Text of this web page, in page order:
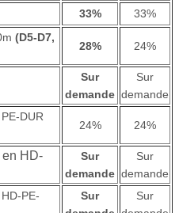
33%
33%
(D5-D7,
28% 24%
Sur
demande
Sur
demande
DUR
24% 24%
HD-
Sur
demande
Sur
demande
PE-
Sur
Sur